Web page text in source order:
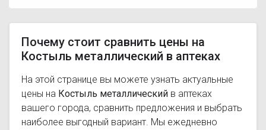
Почему стоит сравнить цены на
Костыль металлический в аптеках
На этой странице вы можете узнать актуальные
цены на Костыль металлический в аптеках
вашего города, сравнить предложения и выбрать
наиболее выгодный вариант. Мы ежедневно